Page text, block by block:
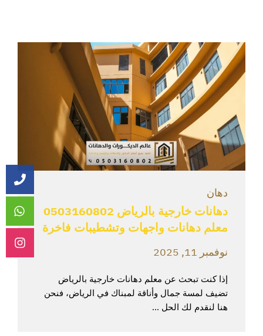
دهان
دهانات خارجية بالرياض 0503160802
معلم دهانات واجهات وتشطيبات فاخرة
نوفمبر 11, 2025
إذا كنت تبحث عن معلم دهانات خارجية بالرياض
تضيف لمسة جمال وأناقة لمبناك في الرياض، فنحن
هنا لنقدم لك الحل ...